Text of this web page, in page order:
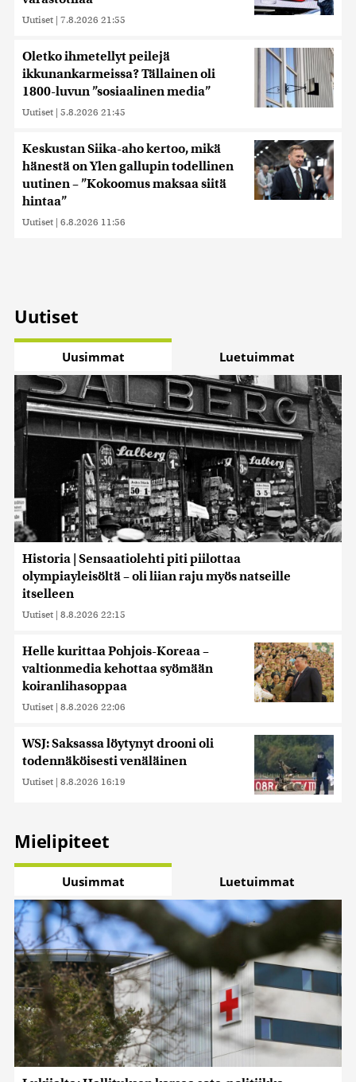
Uutiset | 7.8.2026 21:55
Oletko ihmetellyt peilejä
ikkunankarmeissa? Tällainen oli
1800-luvun ”sosiaalinen media”
Uutiset | 5.8.2026 21:45
Keskustan Siika-aho kertoo, mikä
hänestä on Ylen gallupin todellinen
uutinen – ”Kokoomus maksaa siitä
hintaa”
Uutiset | 6.8.2026 11:56
Uutiset
Uusimmat Luetuimmat
Historia | Sensaatiolehti piti piilottaa
olympiayleisöltä – oli liian raju myös natseille
itselleen
Uutiset | 8.8.2026 22:15
Helle kurittaa Pohjois-Koreaa –
valtionmedia kehottaa syömään
koiranlihasoppaa
Uutiset | 8.8.2026 22:06
WSJ: Saksassa löytynyt drooni oli
todennäköisesti venäläinen
Uutiset | 8.8.2026 16:19
Mielipiteet
Uusimmat Luetuimmat